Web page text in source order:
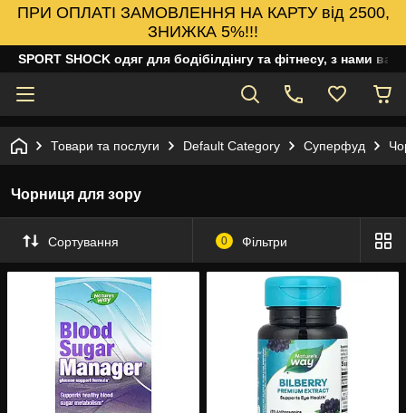
ПРИ ОПЛАТІ ЗАМОВЛЕННЯ НА КАРТУ від 2500,
ЗНИЖКА 5%!!!
SPORT SHOCK одяг для бодібілдінгу та фітнесу, з нами
Товари та послуги Default Category Суперфуд
Чорниця для зору
Сортування 0 Фільтри